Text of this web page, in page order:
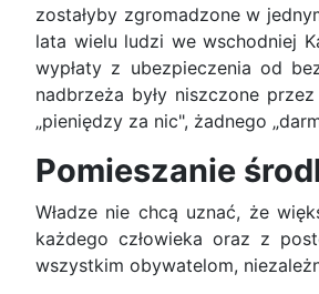
zostałyby zgromadzone w
lata wielu ludzi we wschodniej
wypłaty z ubezpieczenia od
nadbrzeża były niszczone
„pieniędzy za nic", żadnego
Pomieszanie
Władze nie chcą uznać, że
każdego człowieka oraz z
wszystkim obywatelom,